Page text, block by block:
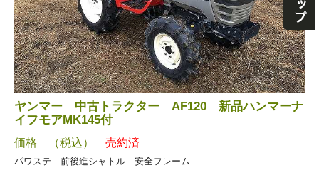
ヤンマー 中古トラクター AF120 新品ハンマーナ
イフモアMK145付
価格 （税込） 売約済
パワステ 前後進シャトル 安全フレーム